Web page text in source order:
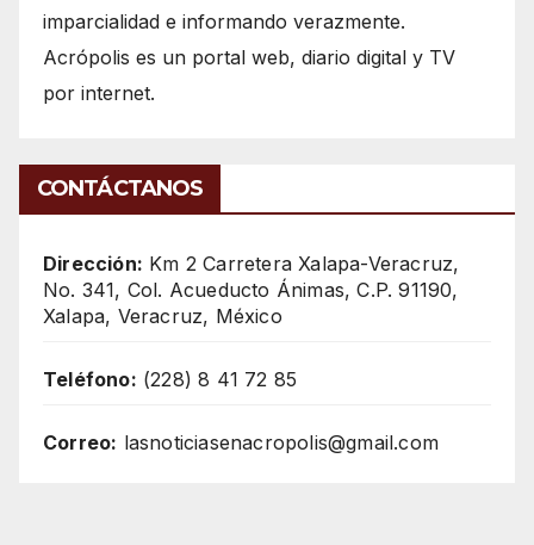
imparcialidad e informando verazmente.
Acrópolis es un portal web, diario digital y TV
por internet.
CONTÁCTANOS
Dirección: Km 2 Carretera Xalapa-Veracruz,
No. 341, Col. Acueducto Ánimas, C.P. 91190,
Xalapa, Veracruz, México
Teléfono: (228) 8 41 72 85
Correo: lasnoticiasenacropolis@gmail.com